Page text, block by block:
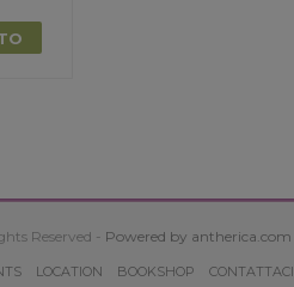
Reserved - Powered by antherica.com
LOCATION BOOKSHOP CONTATTACI